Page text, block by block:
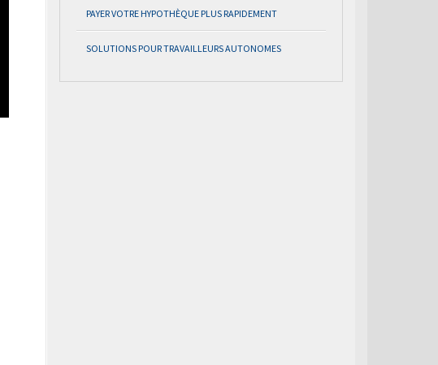
PAYER VOTRE HYPOTHÈQUE PLUS RAPIDEMENT
SOLUTIONS POUR TRAVAILLEURS AUTONOMES